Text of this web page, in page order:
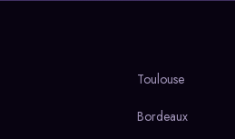
Toulouse
Bordeaux